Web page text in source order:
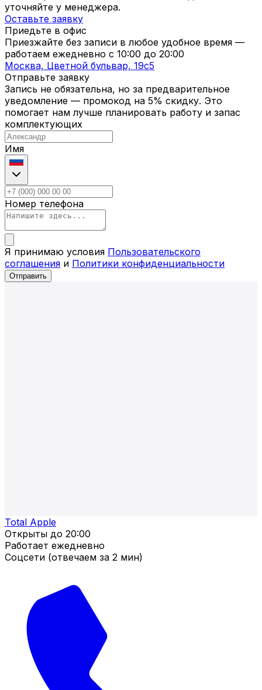
уточняйте у менеджера.
Оставьте заявку
Приедьте в офис
Приезжайте без записи в любое удобное время —
работаем ежедневно с 10:00 до 20:00
Москва, Цветной бульвар, 19c5
Отправьте заявку
Запись не обязательна, но за предварительное
уведомление — промокод на 5% скидку. Это
помогает нам лучше планировать работу и запас
комплектующих
Имя
Номер телефона
Я принимаю условия Пользовательского
соглашения и Политики конфиденциальности
Отправить
Total Apple
Открыты до 20:00
Работает ежедневно
Соцсети (отвечаем за 2 мин)